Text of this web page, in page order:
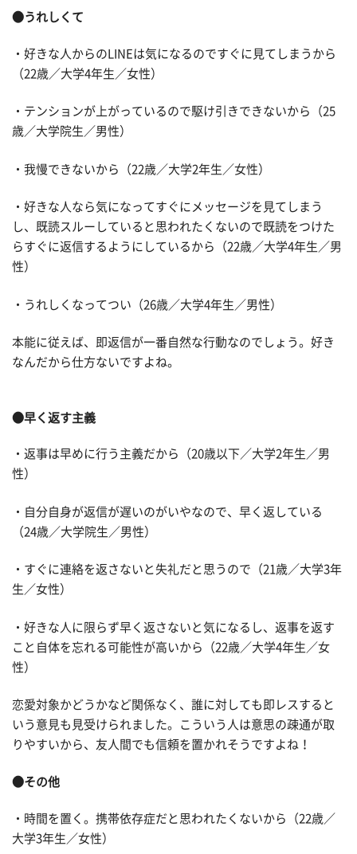
●うれしくて
・好きな人からのLINEは気になるのですぐに見てしまうから
（22歳／大学4年生／女性）
・テンションが上がっているので駆け引きできないから（25
歳／大学院生／男性）
・我慢できないから（22歳／大学2年生／女性）
・好きな人なら気になってすぐにメッセージを見てしまう
し、既読スルーしていると思われたくないので既読をつけた
らすぐに返信するようにしているから（22歳／大学4年生／男
性）
・うれしくなってつい（26歳／大学4年生／男性）
本能に従えば、即返信が一番自然な行動なのでしょう。好き
なんだから仕方ないですよね。
●早く返す主義
・返事は早めに行う主義だから（20歳以下／大学2年生／男
性）
・自分自身が返信が遅いのがいやなので、早く返している
（24歳／大学院生／男性）
・すぐに連絡を返さないと失礼だと思うので（21歳／大学3年
生／女性）
・好きな人に限らず早く返さないと気になるし、返事を返す
こと自体を忘れる可能性が高いから（22歳／大学4年生／女
性）
恋愛対象かどうかなど関係なく、誰に対しても即レスすると
いう意見も見受けられました。こういう人は意思の疎通が取
りやすいから、友人間でも信頼を置かれそうですよね！
●その他
・時間を置く。携帯依存症だと思われたくないから（22歳／
大学3年生／女性）